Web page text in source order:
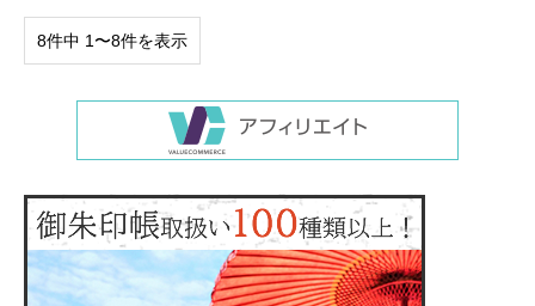
8件中 1〜8件を表示